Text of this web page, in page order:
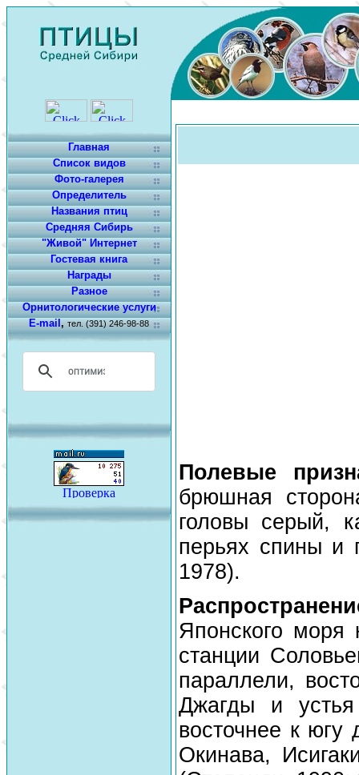
Главная
Список видов
Фото-галерея
Определитель
Названия птиц
Средняя Сибирь
"Живой" Интернет
Гостевая книга
Награды
Разное
Орнитологические услуги
E-mail,тел. (391) 246-98-88
Полевые
брюшная
головы серый,
перьях спины и
1978).
Японского моря
станции
параллели,
Джагды и
восточнее к югу
Окинава,